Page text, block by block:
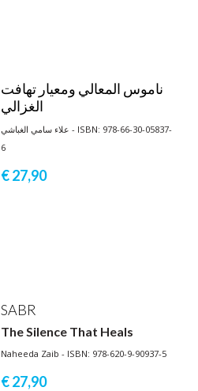
ناموس المعالي ومعيار تهافت
الغزالي
علاء سامي الغباشي - ISBN: 978-66-30-05837-
6
€ 27,90
SABR
The Silence That Heals
Naheeda Zaib - ISBN: 978-620-9-90937-5
€ 27,90